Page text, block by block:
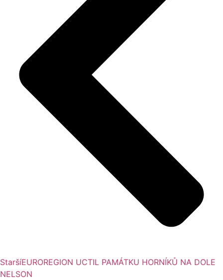
StaršíEUROREGION UCTIL PAMÁTKU HORNÍKŮ NA DOLE
NELSON